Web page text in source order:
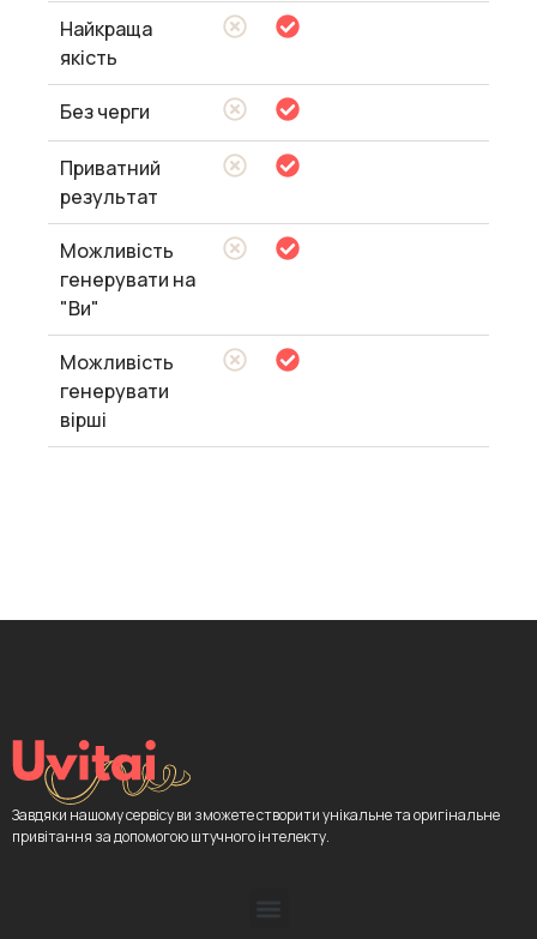
Найкраща
якість
Без черги
Приватний
результат
Можливість
генерувати на
"Ви"
Можливість
генерувати
вірші
Завдяки нашому сервісу ви зможете створити унікальне та оригінальне
привітання за допомогою штучного інтелекту.